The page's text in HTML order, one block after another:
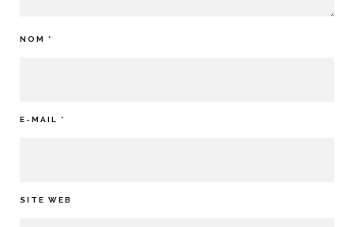
NOM *
E-MAIL *
SITE WEB